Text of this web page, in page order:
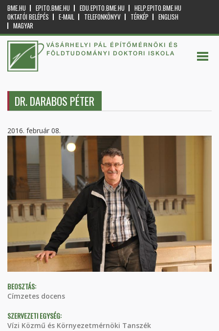
BME.HU EPITO.BME.HU EDU.EPITO.BME.HU
HELP.EPITO.BME.HU
OKTATÓI BELÉPÉS
E-MAIL TELEFONKÖNYV TÉRKÉP
ENGLISH
MAGYAR
VÁSÁRHELYI PÁL ÉPÍTŐMÉRNÖKI ÉS
FÖLDTUDOMÁNYI DOKTORI ISKOLA
DR. DARABOS PÉTER
2016. február 08.
BEOSZTÁS:
Címzetes docens
SZERVEZETI EGYSÉG:
Vízi Közmű és Környezetmérnöki Tanszék